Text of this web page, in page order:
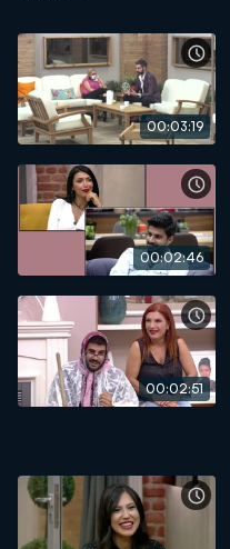
00:03:19
00:02:46
00:02:51